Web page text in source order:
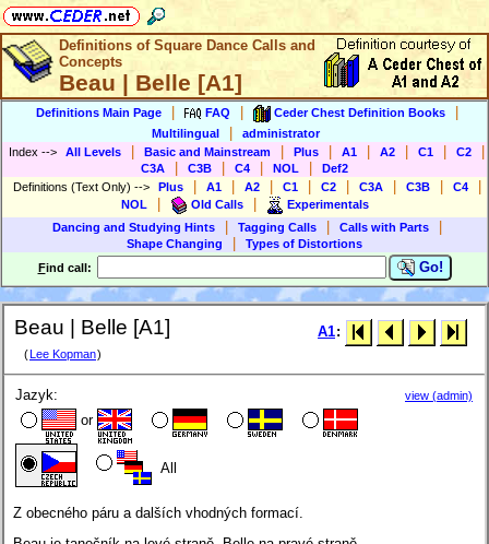
Definitions of Square Dance Calls and
Concepts
Beau | Belle [A1]
Definitions Main Page FAQ Ceder Chest Definition Books
Multilingual
administrator
Index --> All Levels Basic and Mainstream Plus A1 A2 C1 C2
C3A C3B C4 NOL
Def2
Definitions (Text Only) --> Plus A1 A2 C1 C2 C3A C3B C4
NOL Old Calls
Experimentals
Dancing and Studying Hints
Tagging Calls Calls with Parts
Shape Changing
Types of Distortions
Find call: Go!
Beau | Belle [A1]
( Lee Kopman)
A1:
Jazyk:
or
All
view (admin)
Z obecného páru a dalších vhodných formací.